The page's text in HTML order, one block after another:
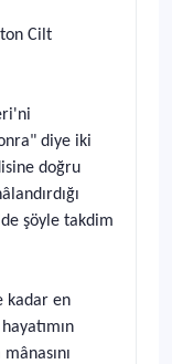
Cilt
diye iki
doğru
şöyle takdim
kadar en